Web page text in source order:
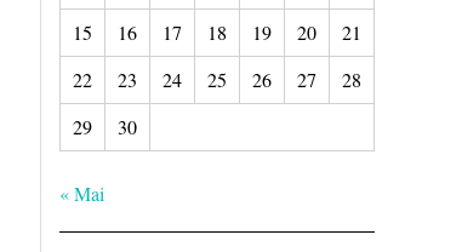
15
16 17 18 19 20
21
22
23 24 25 26 27
28
29
30
« Mai